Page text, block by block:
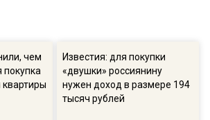
чем
Известия: для покупки
«двушки» россиянину
нужен доход в размере 194
тысяч рублей